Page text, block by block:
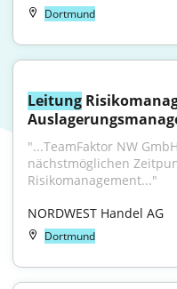
Dortmund
Leitung
"...TeamFaktor NW
nächstmöglichen
Risikomanagement..."
NORDWEST Handel AG
Dortmund